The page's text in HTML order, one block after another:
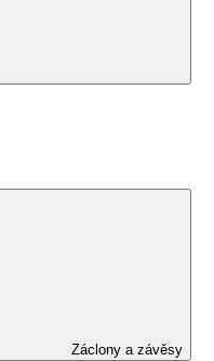
Záclony a závěsy